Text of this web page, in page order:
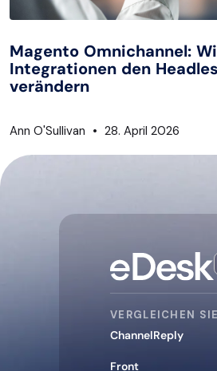
Magento Omnichannel:
Integrationen den
verändern
Ann O'Sullivan 28. April 2026
VERGLEICHEN SIE
ChannelReply
Front